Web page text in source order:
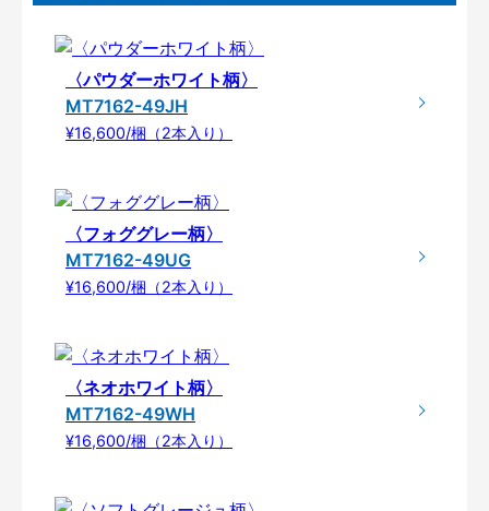
〈パウダーホワイト柄〉
MT7162-49JH
¥16,600/梱（2本入り）
〈フォググレー柄〉
MT7162-49UG
¥16,600/梱（2本入り）
〈ネオホワイト柄〉
MT7162-49WH
¥16,600/梱（2本入り）